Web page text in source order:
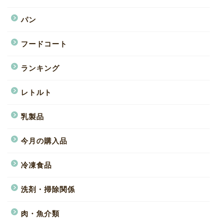
パン
フードコート
ランキング
レトルト
乳製品
今月の購入品
冷凍食品
洗剤・掃除関係
肉・魚介類